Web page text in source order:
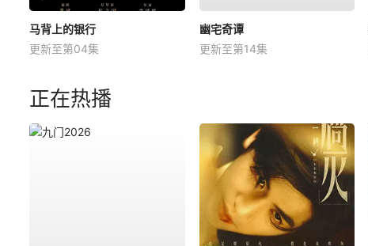
马背上的银行
更新至第04集
幽宅奇谭
更新至第14集
正在热播